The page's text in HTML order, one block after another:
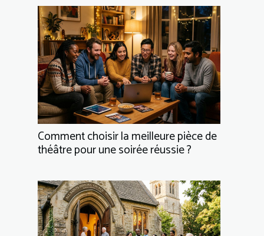
Comment choisir la meilleure pièce de
théâtre pour une soirée réussie ?